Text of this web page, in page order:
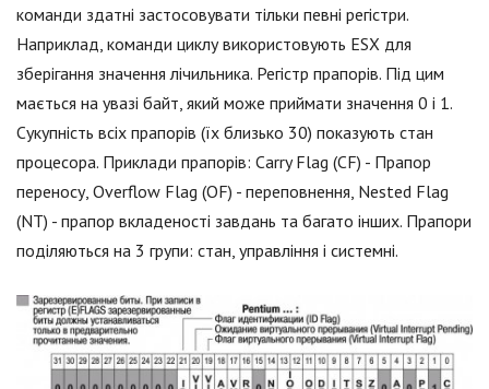
команди здатні застосовувати тільки певні регістри.
Наприклад, команди циклу використовують ESX для
зберігання значення лічильника. Регістр прапорів. Під цим
мається на увазі байт, який може приймати значення 0 і 1.
Сукупність всіх прапорів (їх близько 30) показують стан
процесора. Приклади прапорів: Carry Flag (CF) - Прапор
переносу, Overflow Flag (OF) - переповнення, Nested Flag
(NT) - прапор вкладеності завдань та багато інших. Прапори
поділяються на 3 групи: стан, управління і системні.